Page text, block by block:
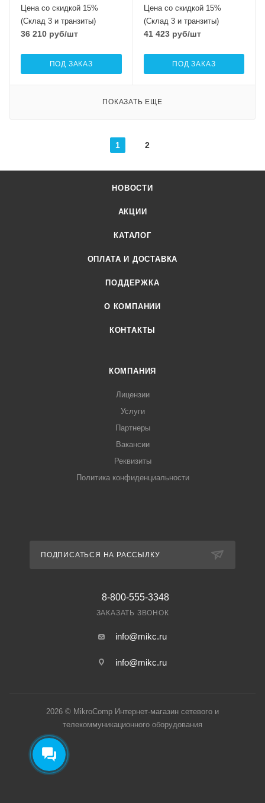
Цена со скидкой 15%
(Склад 3 и транзиты)
36 210 руб/шт
ПОД ЗАКАЗ
Цена со скидкой 15%
(Склад 3 и транзиты)
41 423руб/шт
ПОД ЗАКАЗ
ПОКАЗАТЬ ЕЩЕ
1 2
НОВОСТИ
АКЦИИ
КАТАЛОГ
ОПЛАТА И ДОСТАВКА
ПОДДЕРЖКА
О КОМПАНИИ
КОНТАКТЫ
КОМПАНИЯ
Лицензии
Услуги
Партнеры
Вакансии
Реквизиты
Политика конфиденциальности
ПОДПИСАТЬСЯ НА РАССЫЛКУ
8-800-555-3348
ЗАКАЗАТЬ ЗВОНОК
info@mikc.ru
info@mikc.ru
2026 © MikroComp Интернет-магазин сетевого и
телекоммуникационного оборудования